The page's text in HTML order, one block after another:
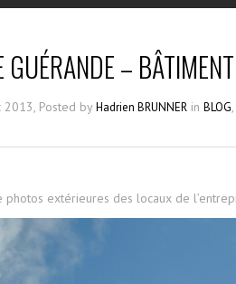
–
2013, Posted by Hadrien BRUNNER in BLOG,
extérieures des locaux de